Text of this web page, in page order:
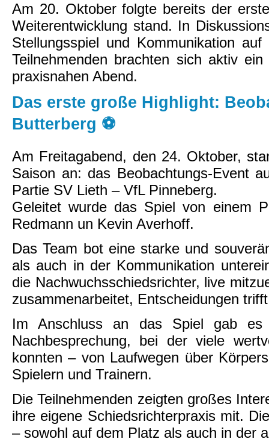
Am 20. Oktober folgte bereits der
Weiterentwicklung stand. In
Stellungsspiel und Kommunikation
Teilnehmenden brachten sich aktiv
praxisnahen Abend.
Das erste große Highlight:
Butterberg ⚽
Am Freitagabend, den 24. Oktober,
Saison an: das Beobachtungs-Event
Partie SV Lieth – VfL Pinneberg.
Geleitet wurde das Spiel von einem
Redmann un Kevin Averhoff.
Das Team bot eine starke und
als auch in der Kommunikation
die Nachwuchsschiedsrichter, live
zusammenarbeitet, Entscheidungen
Im Anschluss an das Spiel gab es
Nachbesprechung, bei der viele
konnten – von Laufwegen über
Spielern und Trainern.
Die Teilnehmenden zeigten großes
ihre eigene Schiedsrichterpraxis mit.
– sowohl auf dem Platz als auch in der